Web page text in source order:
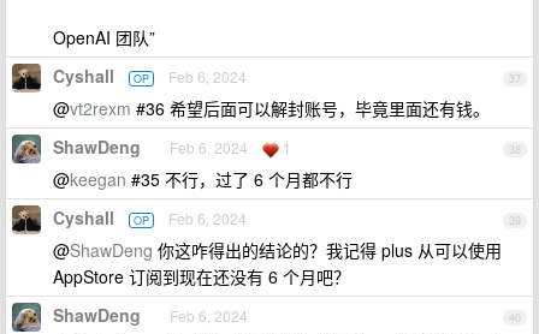
OpenAI 团队”
37
Cyshall OP Feb 6, 2024
@vt2rexm #36 希望后面可以解封账号，毕竟里面还有钱。
38
ShawDeng Feb 6, 2024 1
@keegan #35 不行，过了 6 个月都不行
39
Cyshall OP Feb 6, 2024
@ShawDeng 你这咋得出的结论的？我记得 plus 从可以使用
AppStore 订阅到现在还没有 6 个月吧？
40
ShawDeng Feb 6, 2024